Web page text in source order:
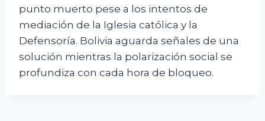
punto muerto pese a los intentos de
mediación de la Iglesia católica y la
Defensoría. Bolivia aguarda señales de una
solución mientras la polarización social se
profundiza con cada hora de bloqueo.